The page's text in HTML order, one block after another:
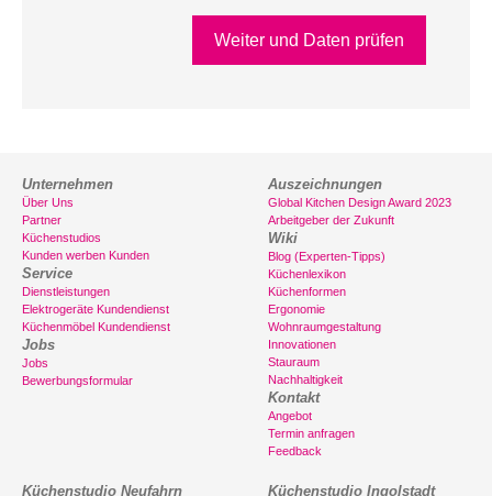
Weiter und Daten prüfen
Unternehmen
Über Uns
Partner
Küchenstudios
Kunden werben Kunden
Service
Dienstleistungen
Elektrogeräte Kundendienst
Küchenmöbel Kundendienst
Jobs
Jobs
Bewerbungsformular
Auszeichnungen
Global Kitchen Design Award 2023
Arbeitgeber der Zukunft
Wiki
Blog (Experten-Tipps)
Küchenlexikon
Küchenformen
Ergonomie
Wohnraumgestaltung
Innovationen
Stauraum
Nachhaltigkeit
Kontakt
Angebot
Termin anfragen
Feedback
Küchenstudio Neufahrn Küchenstudio Ingolstadt